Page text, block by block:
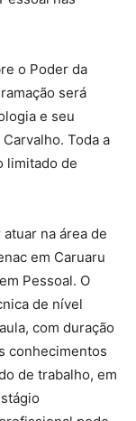
o Poder da
será
e seu
Toda a
limitado de
na área de
em Caruaru
Pessoal. O
de nível
com duração
conhecimentos
de trabalho, em